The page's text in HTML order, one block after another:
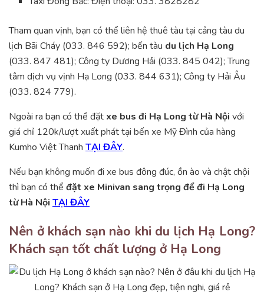
Tham quan vịnh, bạn có thể liên hệ thuê tàu tại cảng tàu du
lịch Bãi Cháy (033. 846 592); bến tàu du lịch Hạ Long
(033. 847 481); Công ty Dương Hải (033. 845 042); Trung
tâm dịch vụ vịnh Hạ Long (033. 844 631); Công ty Hải Âu
(033. 824 779).
Ngoài ra bạn có thể đặt xe bus đi Hạ Long từ Hà Nội với
giá chỉ 120k/lượt xuất phát tại bến xe Mỹ Đình của hàng
Kumho Việt Thanh TẠI ĐÂY.
Nếu bạn không muốn đi xe bus đông đúc, ồn ào và chật chội
thì bạn có thể đặt xe Minivan sang trọng để đi Hạ Long
từ Hà Nội TẠI ĐÂY
Nên ở khách sạn nào khi du lịch Hạ Long?
Khách sạn tốt chất lượng ở Hạ Long